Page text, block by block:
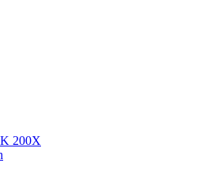
た動画紹介ブログ
200X